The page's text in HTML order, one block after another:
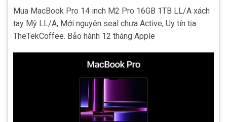
Mua MacBook Pro 14 inch M2 Pro 16GB 1TB LL/A xách
tay Mỹ LL/A, Mới nguyên seal chưa Active, Uy tín tịa
TheTekCoffee. Bảo hành 12 tháng Apple